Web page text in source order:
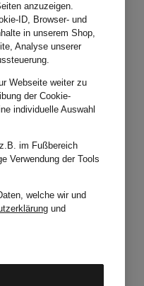
anzuzeigen.
ID, Browser- und
in unserem Shop,
Analyse unserer
Webseite weiter zu
der Cookie-
individuelle Auswahl
im Fußbereich
Verwendung der Tools
welche wir und
und